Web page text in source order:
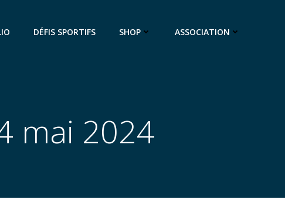
DÉFIS SPORTIFS SHOP ASSOCIATION
mai 2024